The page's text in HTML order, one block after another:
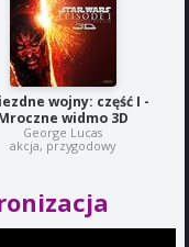
wojny: część I -
widmo 3D
George Lucas
akcja, przygodowy